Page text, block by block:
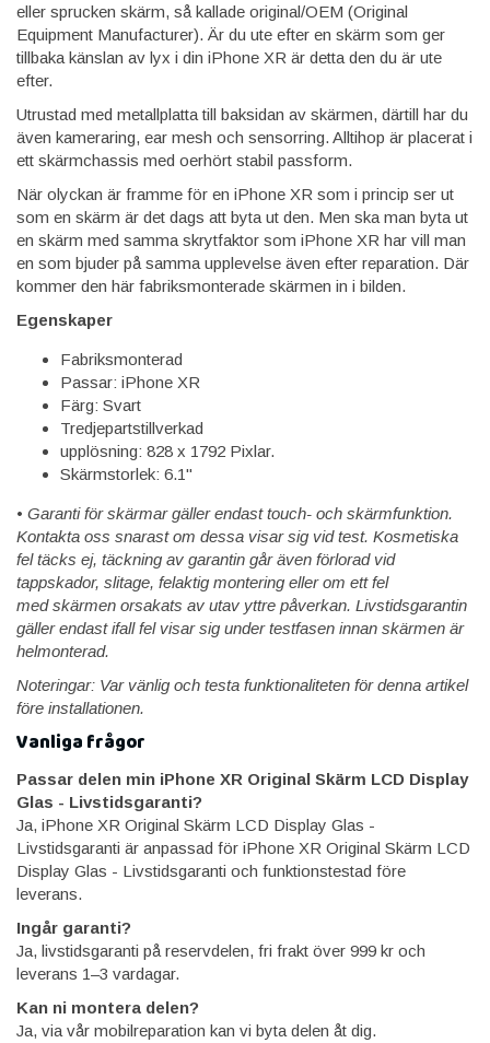
eller sprucken skärm, så kallade original/OEM (Original
Equipment Manufacturer). Är du ute efter en skärm som ger
tillbaka känslan av lyx i din iPhone XR är detta den du är ute
efter.
Utrustad med metallplatta till baksidan av skärmen, därtill har du
även kameraring, ear mesh och sensorring. Alltihop är placerat i
ett skärmchassis med oerhört stabil passform.
När olyckan är framme för en iPhone XR som i princip ser ut
som en skärm är det dags att byta ut den. Men ska man byta ut
en skärm med samma skrytfaktor som iPhone XR har vill man
en som bjuder på samma upplevelse även efter reparation. Där
kommer den här fabriksmonterade skärmen in i bilden.
Egenskaper
Fabriksmonterad
Passar: iPhone XR
Färg: Svart
Tredjepartstillverkad
upplösning: 828 x 1792 Pixlar.
Skärmstorlek: 6.1"
• Garanti för skärmar gäller endast touch- och skärmfunktion.
Kontakta oss snarast om dessa visar sig vid test. Kosmetiska
fel täcks ej, täckning av garantin går även förlorad vid
tappskador, slitage, felaktig montering eller om ett fel
med skärmen orsakats av utav yttre påverkan. Livstidsgarantin
gäller endast ifall fel visar sig under testfasen innan skärmen är
helmonterad.
Noteringar: Var vänlig och testa funktionaliteten för denna artikel
före installationen.
Vanliga frågor
Passar delen min iPhone XR Original Skärm LCD Display
Glas - Livstidsgaranti?
Ja, iPhone XR Original Skärm LCD Display Glas -
Livstidsgaranti är anpassad för iPhone XR Original Skärm LCD
Display Glas - Livstidsgaranti och funktionstestad före
leverans.
Ingår garanti?
Ja, livstidsgaranti på reservdelen, fri frakt över 999 kr och
leverans 1–3 vardagar.
Kan ni montera delen?
Ja, via vår mobilreparation kan vi byta delen åt dig.